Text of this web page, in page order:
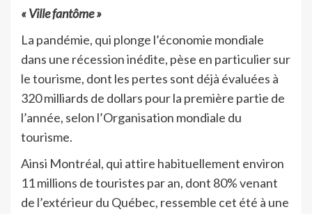
« Ville fantôme »
La pandémie, qui plonge l’économie mondiale
dans une récession inédite, pèse en particulier sur
le tourisme, dont les pertes sont déjà évaluées à
320 milliards de dollars pour la première partie de
l’année, selon l’Organisation mondiale du
tourisme.
Ainsi Montréal, qui attire habituellement environ
11 millions de touristes par an, dont 80% venant
de l’extérieur du Québec, ressemble cet été à une